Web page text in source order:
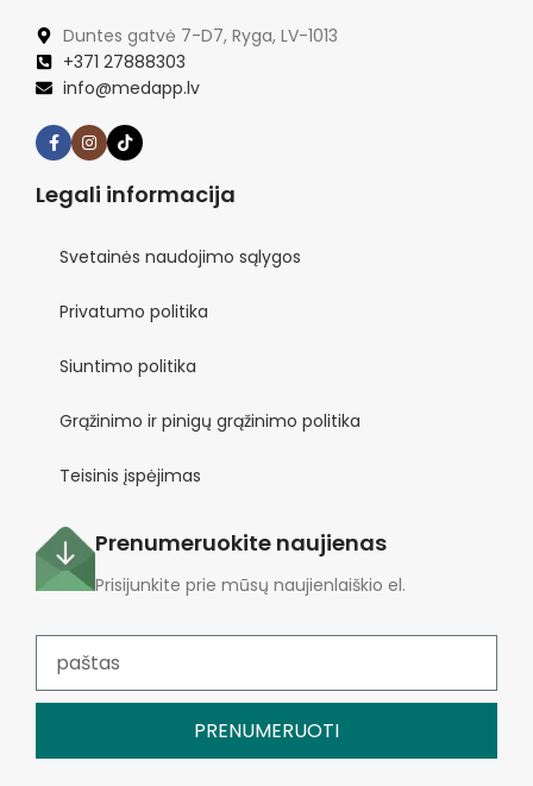
Duntes gatvė 7-D7, Ryga, LV-1013
+371 27888303
info@medapp.lv
Legali informacija
Svetainės naudojimo sąlygos
Privatumo politika
Siuntimo politika
Grąžinimo ir pinigų grąžinimo politika
Teisinis įspėjimas
Prenumeruokite naujienas
Prisijunkite prie mūsų naujienlaiškio el.
PRENUMERUOTI